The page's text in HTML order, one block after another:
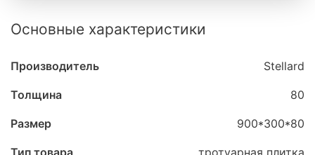
Основные характеристики
Производитель Stellard
Толщина 80
Размер 900*300*80
Тип товара тротуарная плитка